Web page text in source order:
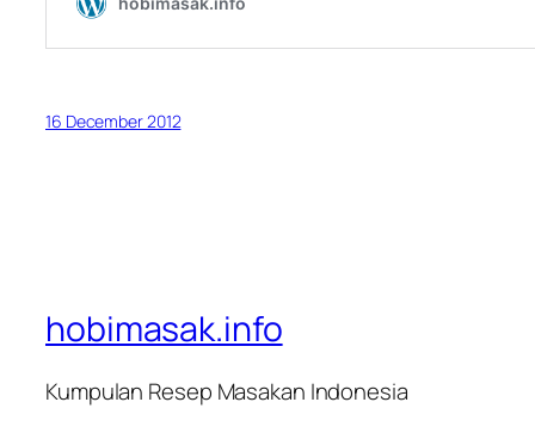
16 December 2012
hobimasak.info
Kumpulan Resep Masakan Indonesia